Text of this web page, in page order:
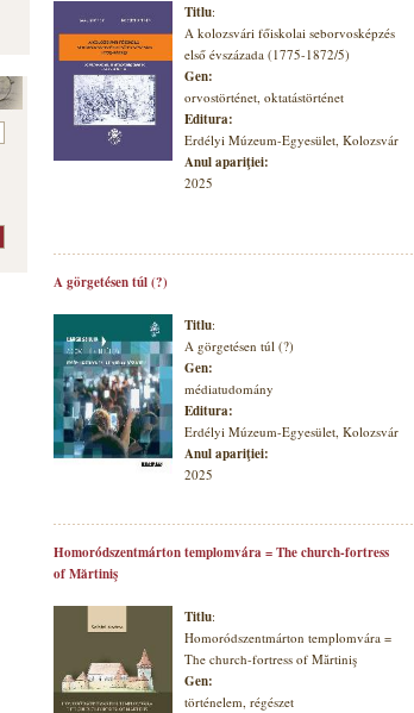
Titlu:
A kolozsvári főiskolai seborvosképzés
első évszázada (1775-1872/5)
Gen:
orvostörténet, oktatástörténet
Editura:
Erdélyi Múzeum-Egyesület, Kolozsvár
Anul apariţiei:
2025
A görgetésen túl (?)
Titlu:
A görgetésen túl (?)
Gen:
médiatudomány
Editura:
Erdélyi Múzeum-Egyesület, Kolozsvár
Anul apariţiei:
2025
Homoródszentmárton templomvára = The church-fortress
of Mărtiniş
Titlu:
Homoródszentmárton templomvára =
The church-fortress of Mărtiniş
Gen:
történelem, régészet